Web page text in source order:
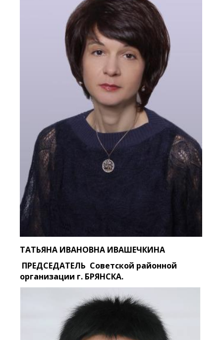
ТАТЬЯНА ИВАНОВНА ИВАШЕЧКИНА
ПРЕДСЕДАТЕЛЬ Советской районной
организации г. БРЯНСКА.